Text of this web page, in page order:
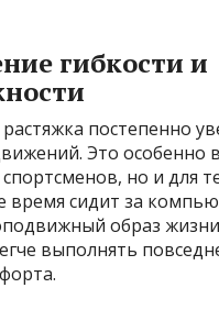
гибкости и
растяжка постепенно
Это особенно
но и для
время сидит за
образ
выполнять